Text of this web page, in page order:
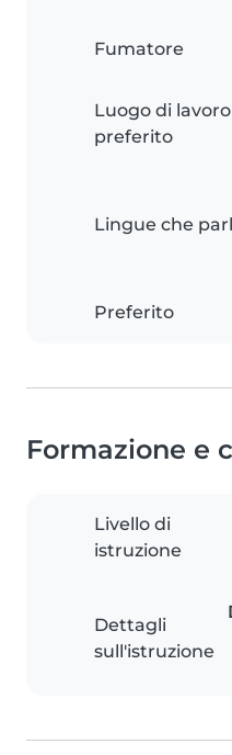
Fumatore
Luogo di lavoro
preferito
Lingue che
Preferito
Formazione e
Livello di
istruzione
Dettagli
sull'istruzione